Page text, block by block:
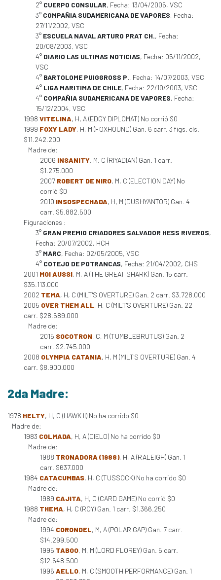
2° CUERPO CONSULAR, Fecha: 13/04/2005, VSC
3° COMPAÑIA SUDAMERICANA DE VAPORES, Fecha:
27/11/2002, VSC
3° ESCUELA NAVAL ARTURO PRAT CH., Fecha:
20/08/2003, VSC
4° DIARIO LAS ULTIMAS NOTICIAS, Fecha: 05/11/2002,
VSC
4° BARTOLOME PUIGGROSS P., Fecha: 14/07/2003, VSC
4° LIGA MARITIMA DE CHILE, Fecha: 22/10/2003, VSC
4° COMPAÑIA SUDAMERICANA DE VAPORES, Fecha:
15/12/2004, VSC
1998 VITELINA, H, A (EDGY DIPLOMAT) No corrió $0
1999 FOXY LADY, H, M (FOXHOUND) Gan. 6 carr. 3 figs. cls.
$11.242.200
Madre de:
2006 INSANITY, M, C (RIYADIAN) Gan. 1 carr.
$1.275.000
2007 ROBERT DE NIRO, M, C (ELECTION DAY) No
corrió $0
2010 INSOSPECHADA, H, M (DUSHYANTOR) Gan. 4
carr. $5.882.500
Figuraciones :
3° GRAN PREMIO CRIADORES SALVADOR HESS RIVEROS,
Fecha: 20/07/2002, HCH
3° MARC, Fecha: 02/05/2005, VSC
4° COTEJO DE POTRANCAS, Fecha: 21/04/2002, CHS
2001 MOI AUSSI, M, A (THE GREAT SHARK) Gan. 15 carr.
$35.113.000
2002 TEMA, H, C (MILT'S OVERTURE) Gan. 2 carr. $3.728.000
2005 OVER THEM ALL, H, C (MILT'S OVERTURE) Gan. 22
carr. $28.589.000
Madre de:
2015 SOCOTRON, C, M (TUMBLEBRUTUS) Gan. 2
carr. $2.745.000
2008 OLYMPIA CATANIA, H, M (MILT'S OVERTURE) Gan. 4
carr. $8.900.000
2da Madre:
1978 HELTY, H, C (HAWK II) No ha corrido $0
Madre de:
1983 COLMADA, H, A (CIELO) No ha corrido $0
Madre de:
1988 TRONADORA (1988), H, A (RALEIGH) Gan. 1
carr. $637.000
1984 CATACUMBAS, H, C (TUSSOCK) No ha corrido $0
Madre de:
1989 CAJITA, H, C (CARD GAME) No corrió $0
1988 THEMA, H, C (ROY) Gan. 1 carr. $1.366.250
Madre de:
1994 CORONDEL, M, A (POLAR GAP) Gan. 7 carr.
$14.299.500
1995 TABOO, M, M (LORD FLOREY) Gan. 5 carr.
$12.648.500
1996 AELLO, M, C (SMOOTH PERFORMANCE) Gan. 1